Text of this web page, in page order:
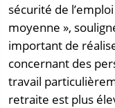
sécurité de
moyenne »,
important de
concernant des
travail
retraite est plus